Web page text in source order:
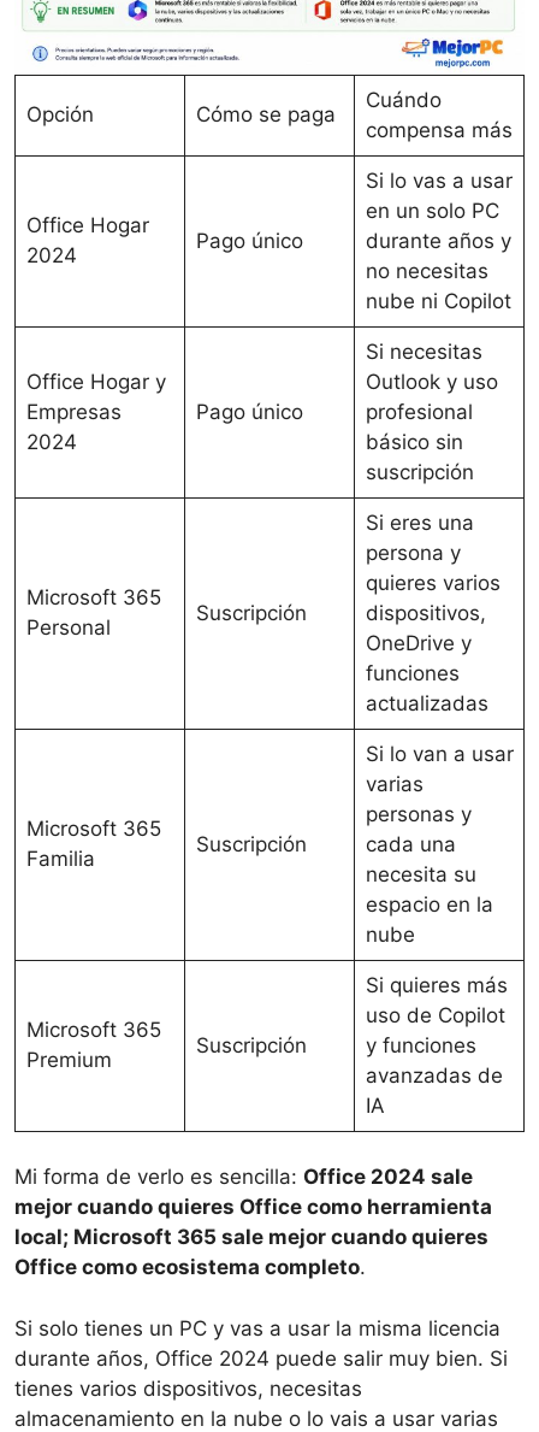
Opción Cómo se paga
Cuándo
compensa más
Office Hogar
2024
Pago único
Si lo vas a usar
en un solo PC
durante años y
no necesitas
nube ni Copilot
Office Hogar y
Empresas
2024
Pago único
Si necesitas
Outlook y uso
profesional
básico sin
suscripción
Microsoft 365
Personal
Suscripción
Si eres una
persona y
quieres varios
dispositivos,
OneDrive y
funciones
actualizadas
Microsoft 365
Familia
Suscripción
Si lo van a usar
varias
personas y
cada una
necesita su
espacio en la
nube
Microsoft 365
Premium
Suscripción
Si quieres más
uso de Copilot
y funciones
avanzadas de
IA
Mi forma de verlo es sencilla: Office 2024 sale
mejor cuando quieres Office como herramienta
local; Microsoft 365 sale mejor cuando quieres
Office como ecosistema completo.
Si solo tienes un PC y vas a usar la misma licencia
durante años, Office 2024 puede salir muy bien. Si
tienes varios dispositivos, necesitas
almacenamiento en la nube o lo vais a usar varias